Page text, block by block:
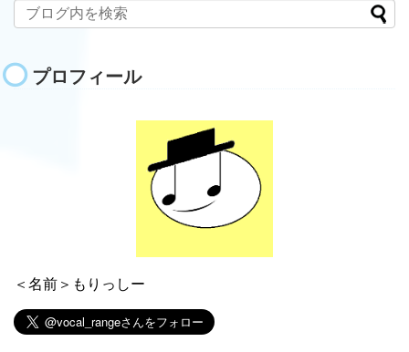
プロフィール
＜名前＞もりっしー